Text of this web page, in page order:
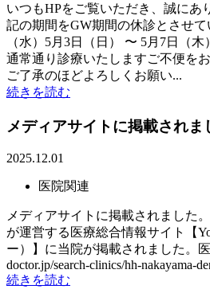
いつもHPをご覧いただき、誠にあ
記の期間をGW期間の休診とさせて
（水）5月3日（日） 〜 5月7日（
通常通り診療いたしますご不便を
ご了承のほどよろしくお願い...
続きを読む
メディアサイトに掲載されま
2025.12.01
医院関連
メディアサイトに掲載されました
が運営する医療総合情報サイト【
ー）】に当院が掲載されました。
doctor.jp/search-clinics/hh-nakayama-
続きを読む